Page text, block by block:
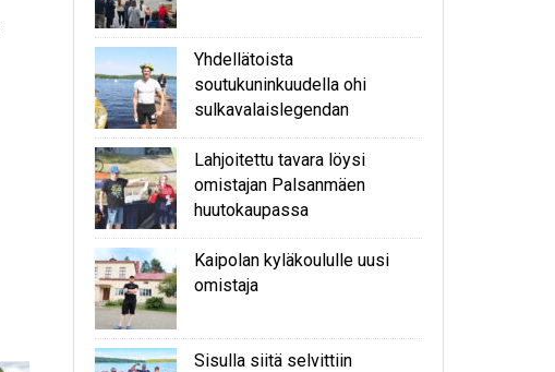
Yhdellätoista
soutukuninkuudella ohi
sulkavalaislegendan
Lahjoitettu tavara löysi
omistajan Palsanmäen
huutokaupassa
Kaipolan kyläkoululle uusi
omistaja
Sisulla siitä selvittiin